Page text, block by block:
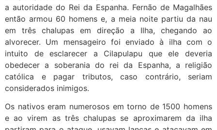
a autoridade do Rei da Espanha. Fernão de Magalhães
então armou 60 homens e, a meia noite partiu da nau
em três chalupas em direção a Ilha, chegando ao
alvorecer. Um mensageiro foi enviado à ilha com o
intuito de esclarecer a Cilapulapu que ele deveria
obedecer a soberania do rei da Espanha, a religião
católica e pagar tributos, caso contrário, seriam
considerados inimigos.
Os nativos eram numerosos em torno de 1500 homens
e ao virem as três chalupas se aproximarem da ilha